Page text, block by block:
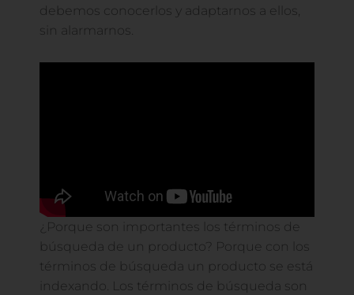
debemos conocerlos y adaptarnos a ellos,
sin alarmarnos.
¿Porque son importantes los términos de
búsqueda de un producto? Porque con los
términos de búsqueda un producto se está
indexando. Los términos de búsqueda son